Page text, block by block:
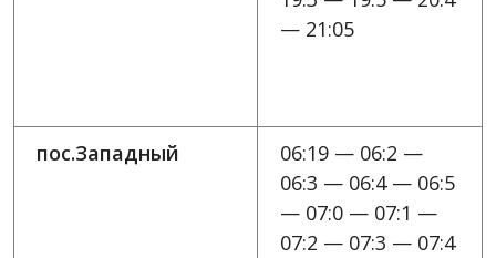
— 21:05
пос.Западный
06:19 — 06:2 —
06:3 — 06:4 — 06:5
— 07:0 — 07:1 —
07:2 — 07:3 — 07:4